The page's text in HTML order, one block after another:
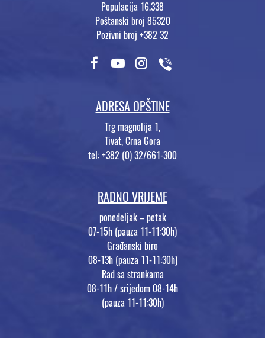
Populacija 16.338
Poštanski broj 85320
Pozivni broj +382 32
ADRESA OPŠTINE
Trg magnolija 1,
Tivat, Crna Gora
tel: +382 (0) 32/661-300
RADNO VRIJEME
ponedeljak – petak
07-15h (pauza 11-11:30h)
Građanski biro
08-13h (pauza 11-11:30h)
Rad sa strankama
08-11h / srijedom 08-14h
(pauza 11-11:30h)